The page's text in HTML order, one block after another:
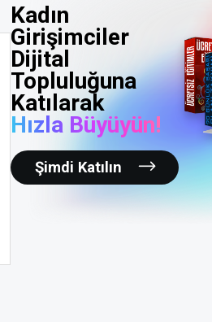
Kadın
Girişimciler
Dijital
Topluluğuna
Katılarak
Hızla Büyüyün!
Şimdi Katılın